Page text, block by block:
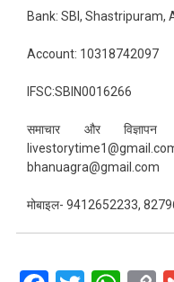
Bank: SBI, Shastripuram,
Account: 10318742097
IFSC:SBIN0016266
समाचार और
bhanuagra@gmail.com
मोबाइल- 9412652233,